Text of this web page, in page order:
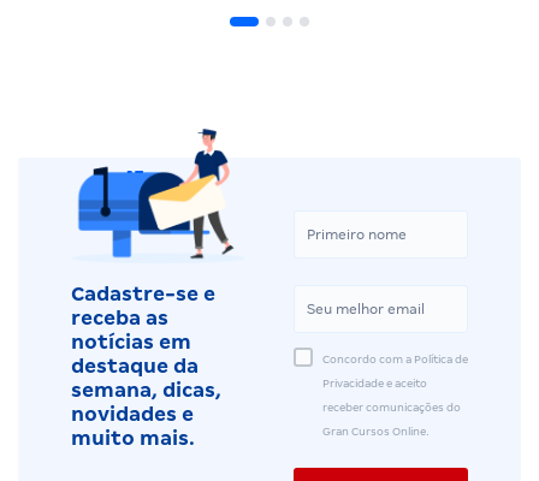
Cadastre-se e
receba as
notícias em
destaque da
semana, dicas,
novidades e
muito mais.
Concordo com a Política de
Privacidade e aceito
receber comunicações do
Gran Cursos Online.